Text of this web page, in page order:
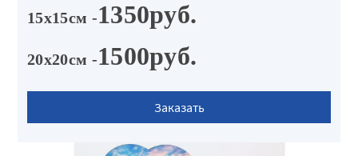
15х15см -1350руб.
20х20см -1500руб.
Заказать